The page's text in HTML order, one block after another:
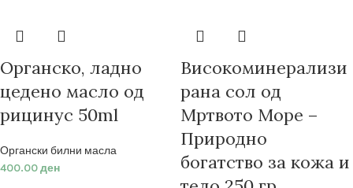
Органско, ладно
цедено масло од
рицинус 50ml
Органски билни масла
400.00ден
Високоминерализи
рана сол од
Мртвото Море –
Природно
богатство за кожа и